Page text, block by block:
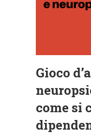
Gioco
come si